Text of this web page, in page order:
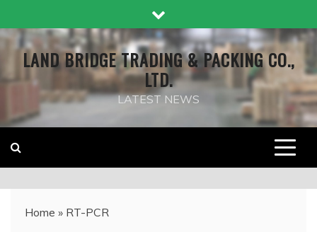
to
contentLAND BRIDGE TRADING & PACKING CO.,
LTD.
LATEST NEWS
Home » RT-PCR